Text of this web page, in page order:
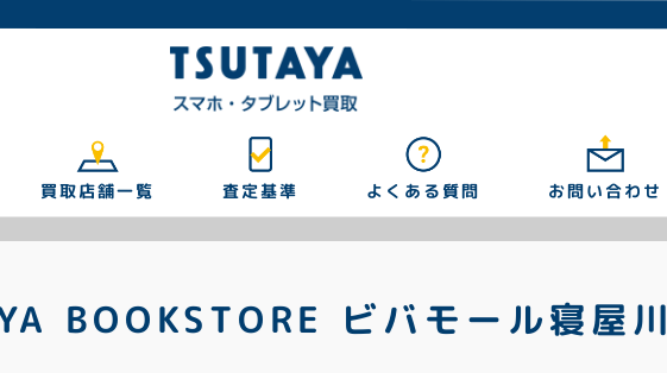
買取店舗一覧 査定基準 よくある質問 お問い合わせ
BOOKSTORE ビバモール寝屋川